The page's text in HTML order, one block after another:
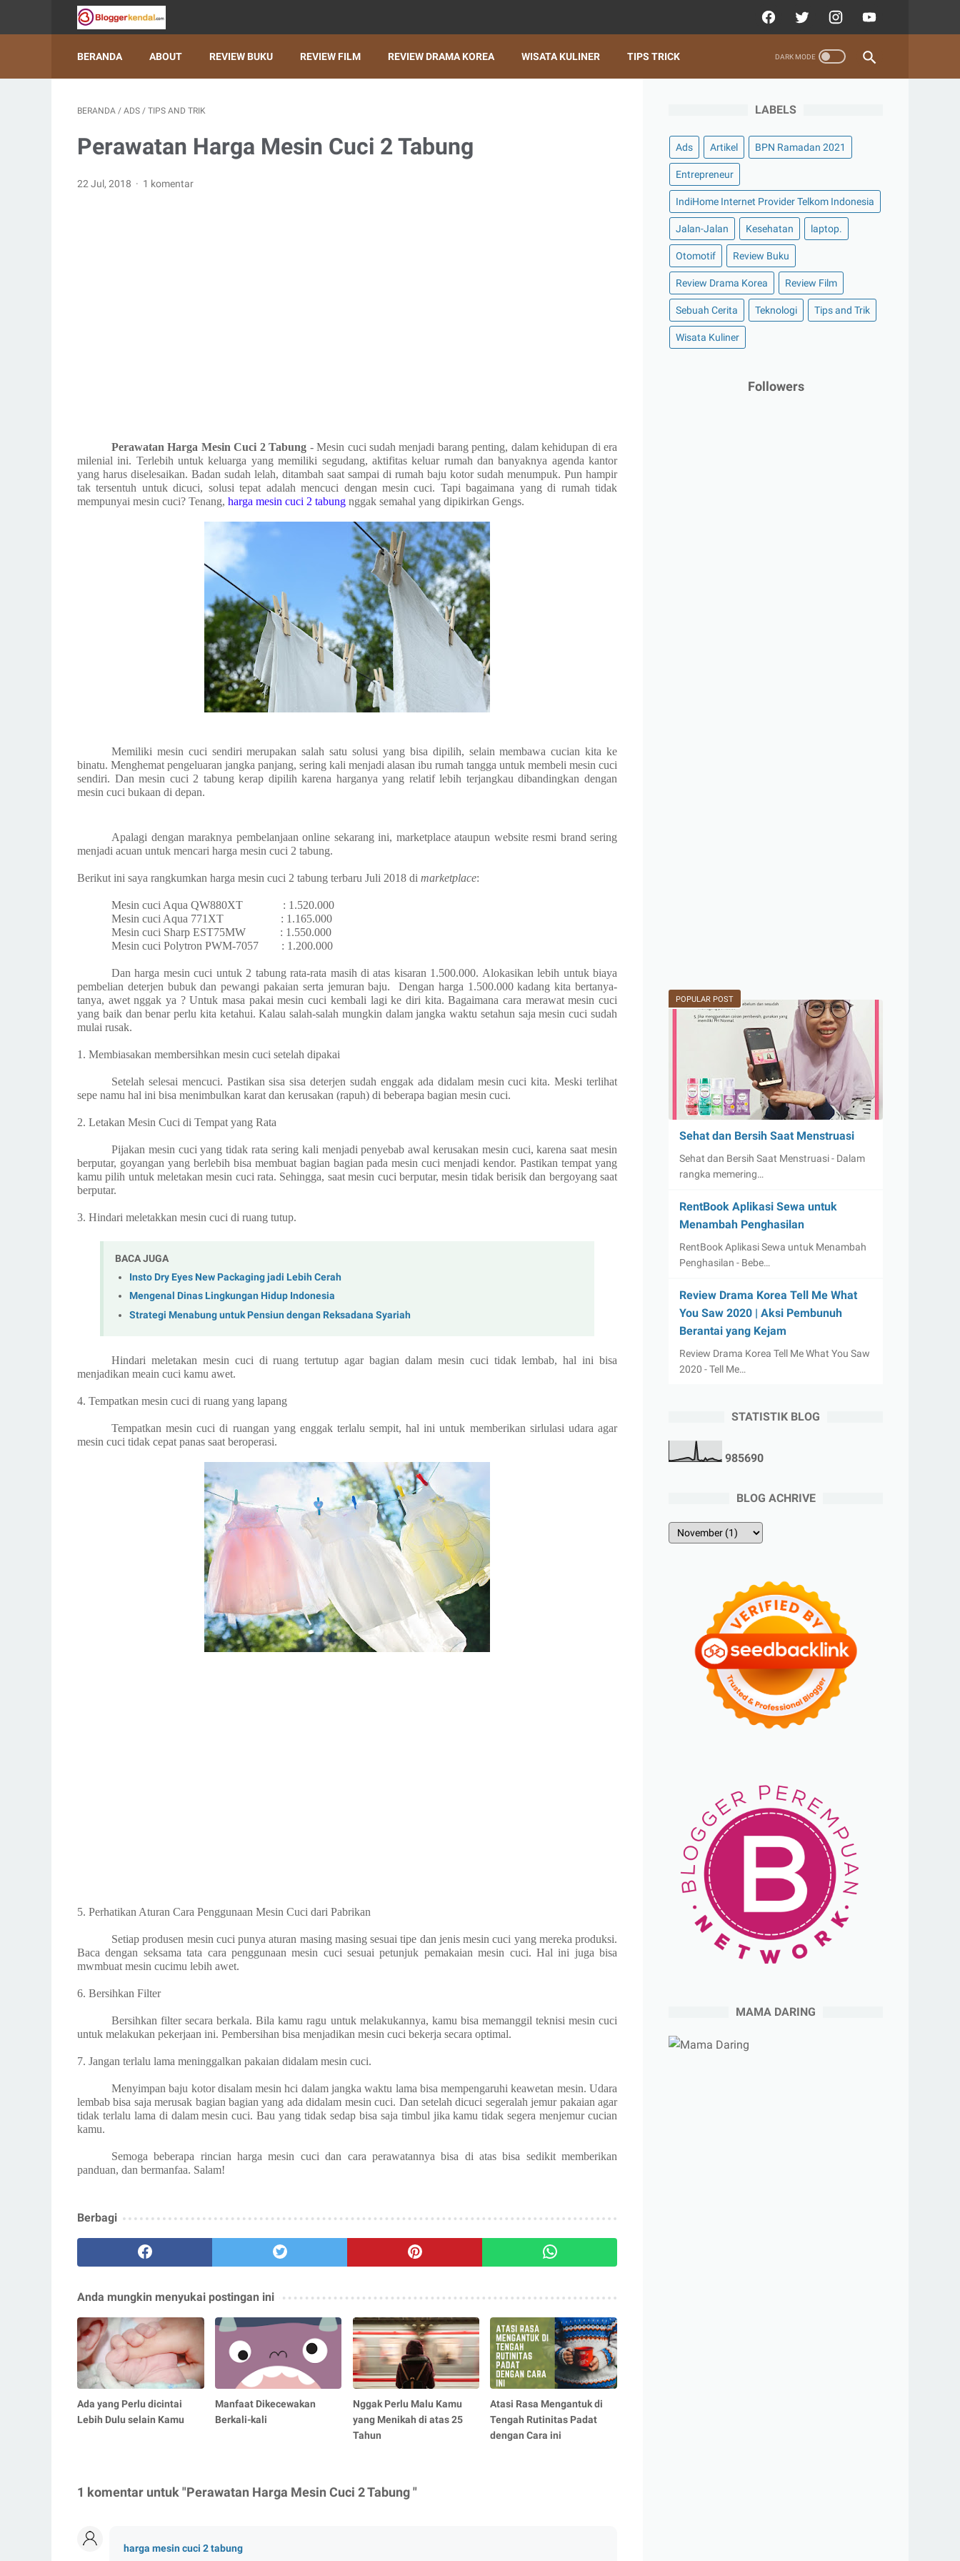
BERANDA ABOUT REVIEW BUKU REVIEW FILM REVIEW DRAMA KOREA WISATA KULINER TIPS TRICK
BERANDA / ADS / TIPS AND TRIK
Perawatan Harga Mesin Cuci 2 Tabung
22 Jul, 2018 1 komentar
Perawatan Harga Mesin Cuci 2 Tabung - Mesin cuci sudah menjadi barang penting, dalam kehidupan di era
milenial ini. Terlebih untuk keluarga yang memiliki segudang, aktifitas keluar rumah dan banyaknya agenda kantor
yang harus diselesaikan. Badan sudah lelah, ditambah saat sampai di rumah baju kotor sudah menumpuk. Pun hampir
tak tersentuh untuk dicuci, solusi tepat adalah mencuci dengan mesin cuci. Tapi bagaimana yang di rumah tidak
mempunyai mesin cuci? Tenang, harga mesin cuci 2 tabung nggak semahal yang dipikirkan Gengs.
Memiliki mesin cuci sendiri merupakan salah satu solusi yang bisa dipilih, selain membawa cucian kita ke
binatu. Menghemat pengeluaran jangka panjang, sering kali menjadi alasan ibu rumah tangga untuk membeli mesin cuci
sendiri. Dan mesin cuci 2 tabung kerap dipilih karena harganya yang relatif lebih terjangkau dibandingkan dengan
mesin cuci bukaan di depan.
Apalagi dengan maraknya pembelanjaan online sekarang ini, marketplace ataupun website resmi brand sering
menjadi acuan untuk mencari harga mesin cuci 2 tabung.
Berikut ini saya rangkumkan harga mesin cuci 2 tabung terbaru Juli 2018 di marketplace:
Mesin cuci Aqua QW880XT : 1.520.000
Mesin cuci Aqua 771XT : 1.165.000
Mesin cuci Sharp EST75MW : 1.550.000
Mesin cuci Polytron PWM-7057 : 1.200.000
Dan harga mesin cuci untuk 2 tabung rata-rata masih di atas kisaran 1.500.000. Alokasikan lebih untuk biaya
pembelian deterjen bubuk dan pewangi pakaian serta jemuran baju.
Dengan harga 1.500.000 kadang kita bertanya-
tanya, awet nggak ya ? Untuk masa pakai mesin cuci kembali lagi ke diri kita. Bagaimana cara merawat mesin cuci
yang baik dan benar perlu kita ketahui. Kalau salah-salah mungkin dalam jangka waktu setahun saja mesin cuci sudah
mulai rusak.
1. Membiasakan membersihkan mesin cuci setelah dipakai
Setelah selesai mencuci. Pastikan sisa sisa deterjen sudah enggak ada didalam mesin cuci kita. Meski terlihat
sepe namu hal ini bisa menimbulkan karat dan kerusakan (rapuh) di beberapa bagian mesin cuci.
2. Letakan Mesin Cuci di Tempat yang Rata
Pijakan mesin cuci yang tidak rata sering kali menjadi penyebab awal kerusakan mesin cuci, karena saat mesin
berputar, goyangan yang berlebih bisa membuat bagian bagian pada mesin cuci menjadi kendor. Pastikan tempat yang
kamu pilih untuk meletakan mesin cuci rata. Sehingga, saat mesin cuci berputar, mesin tidak berisik dan bergoyang saat
berputar.
3. Hindari meletakkan mesin cuci di ruang tutup.
BACA JUGA
Insto Dry Eyes New Packaging jadi Lebih Cerah
Mengenal Dinas Lingkungan Hidup Indonesia
Strategi Menabung untuk Pensiun dengan Reksadana Syariah
Hindari meletakan mesin cuci di ruang tertutup agar bagian dalam mesin cuci tidak lembab, hal ini bisa
menjadikan meain cuci kamu awet.
4. Tempatkan mesin cuci di ruang yang lapang
Tempatkan mesin cuci di ruangan yang enggak terlalu sempit, hal ini untuk memberikan sirlulasi udara agar
mesin cuci tidak cepat panas saat beroperasi.
5. Perhatikan Aturan Cara Penggunaan Mesin Cuci dari Pabrikan
Setiap produsen mesin cuci punya aturan masing masing sesuai tipe dan jenis mesin cuci yang mereka produksi.
Baca dengan seksama tata cara penggunaan mesin cuci sesuai petunjuk pemakaian mesin cuci. Hal ini juga bisa
mwmbuat mesin cucimu lebih awet.
6. Bersihkan Filter
Bersihkan filter secara berkala. Bila kamu ragu untuk melakukannya, kamu bisa memanggil teknisi mesin cuci
untuk melakukan pekerjaan ini. Pembersihan bisa menjadikan mesin cuci bekerja secara optimal.
7. Jangan terlalu lama meninggalkan pakaian didalam mesin cuci.
Menyimpan baju kotor disalam mesin hci dalam jangka waktu lama bisa mempengaruhi keawetan mesin. Udara
lembab bisa saja merusak bagian bagian yang ada didalam mesin cuci. Dan setelah dicuci segeralah jemur pakaian agar
tidak terlalu lama di dalam mesin cuci. Bau yang tidak sedap bisa saja timbul jika kamu tidak segera menjemur cucian
kamu.
Semoga beberapa rincian harga mesin cuci dan cara perawatannya bisa di atas bisa sedikit memberikan
panduan, dan bermanfaa. Salam!
Berbagi
Anda mungkin menyukai postingan ini
Ada yang Perlu dicintai
Lebih Dulu selain Kamu
Manfaat Dikecewakan
Berkali-kali
Nggak Perlu Malu Kamu
yang Menikah di atas 25
Tahun
Atasi Rasa Mengantuk di
Tengah Rutinitas Padat
dengan Cara ini
1 komentar untuk "Perawatan Harga Mesin Cuci 2 Tabung "
harga mesin cuci 2 tabung
LABELS
Ads Artikel BPN Ramadan 2021
Entrepreneur
IndiHome Internet Provider Telkom Indonesia
Jalan-Jalan Kesehatan laptop.
Otomotif Review Buku
Review Drama Korea Review Film
Sebuah Cerita Teknologi Tips and Trik
Wisata Kuliner
Followers
POPULAR POST
Sehat dan Bersih Saat Menstruasi
Sehat dan Bersih Saat Menstruasi - Dalam
rangka memering…
RentBook Aplikasi Sewa untuk
Menambah Penghasilan
RentBook Aplikasi Sewa untuk Menambah
Penghasilan - Bebe…
Review Drama Korea Tell Me What
You Saw 2020 | Aksi Pembunuh
Berantai yang Kejam
Review Drama Korea Tell Me What You Saw
2020 - Tell Me…
STATISTIK BLOG
985690
BLOG ACHRIVE
MAMA DARING